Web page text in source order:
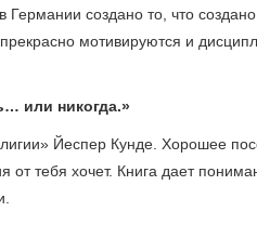
Германии создано то, что
мотивируются и
или никогда.»
Йеспер Кунде. Хорошее
от тебя хочет. Книга дает